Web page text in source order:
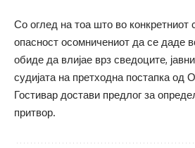
Со оглед на тоа што во конкретниот
опасност осомничениот да се даде
обиде да влијае врз сведоците,
судијата на претходна постапка од
Гостивар достави предлог за
притвор.